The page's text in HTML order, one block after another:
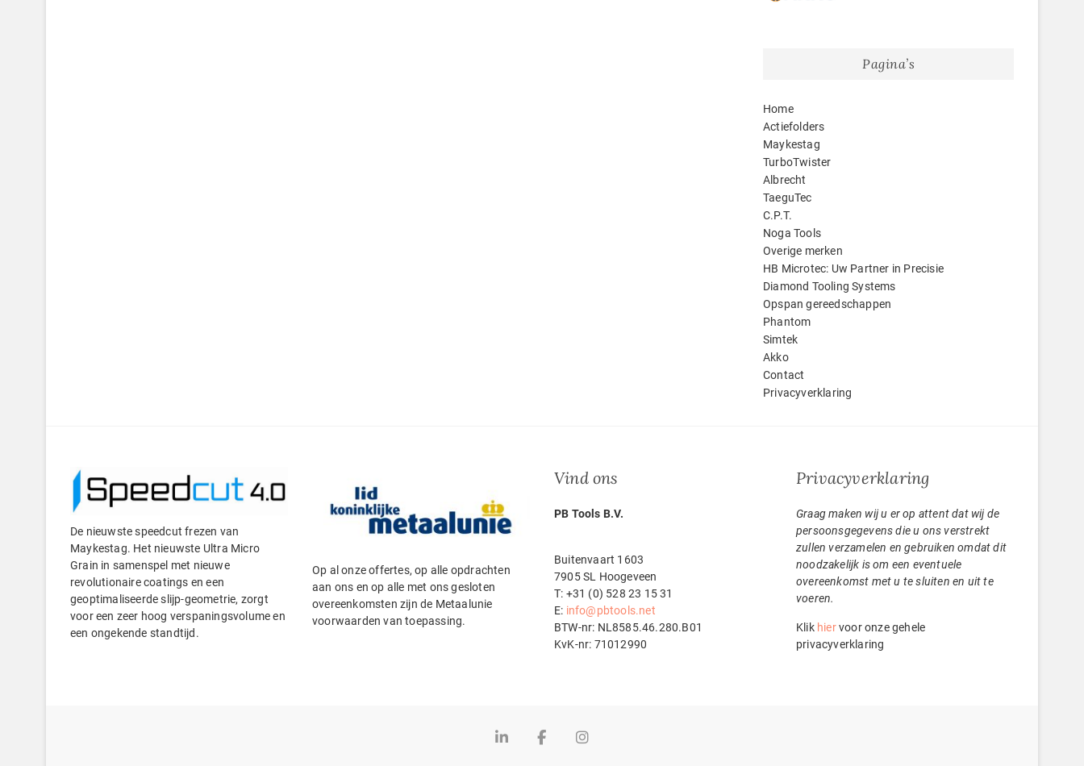
Pagina’s
Home
Actiefolders
Maykestag
TurboTwister
Albrecht
TaeguTec
C.P.T.
Noga Tools
Overige merken
HB Microtec: Uw Partner in Precisie
Diamond Tooling Systems
Opspan gereedschappen
Phantom
Simtek
Akko
Contact
Privacyverklaring
De nieuwste speedcut frezen van
Maykestag. Het nieuwste Ultra Micro
Grain in samenspel met nieuwe
revolutionaire coatings en een
geoptimaliseerde slijp-geometrie, zorgt
voor een zeer hoog verspaningsvolume en
een ongekende standtijd.
Op al onze offertes, op alle opdrachten
aan ons en op alle met ons gesloten
overeenkomsten zijn de Metaalunie
voorwaarden van toepassing.
Vind ons
PB Tools B.V.
Buitenvaart 1603
7905 SL Hoogeveen
T: +31 (0) 528 23 15 31
E: info@pbtools.net
BTW-nr: NL8585.46.280.B01
KvK-nr: 71012990
Privacyverklaring
Graag maken wij u er op attent dat wij de
persoonsgegevens die u ons verstrekt
zullen verzamelen en gebruiken omdat dit
noodzakelijk is om een eventuele
overeenkomst met u te sluiten en uit te
voeren.
Klik hiervoor onze gehele
privacyverklaring
LinkedinFacebookInstagram